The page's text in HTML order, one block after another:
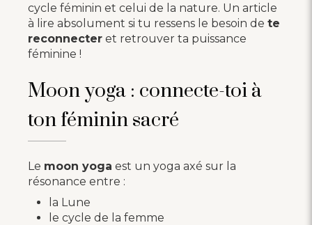
cycle féminin et celui de la nature. Un article
à lire absolument si tu ressens le besoin de te
reconnecter et retrouver ta puissance
féminine !
Moon yoga : connecte-toi à
ton féminin sacré
Le moon yoga est un yoga axé sur la
résonance entre :
la Lune
le cycle de la femme